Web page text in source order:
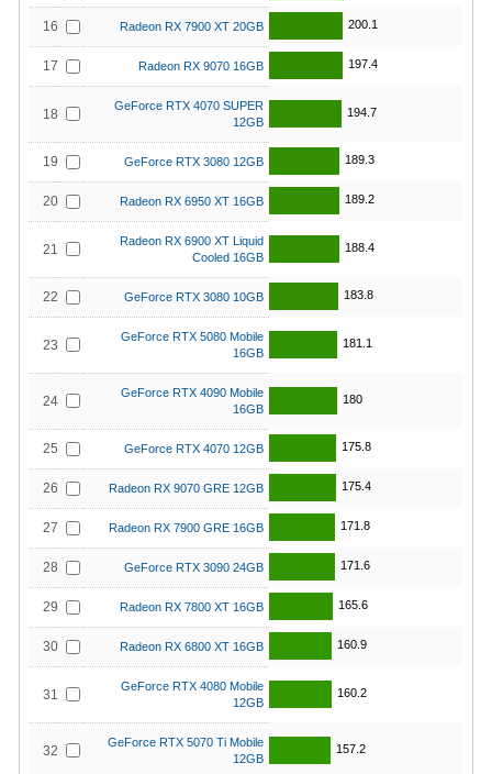
16 Radeon RX 7900 XT 20GB 200.1
17 Radeon RX 9070 16GB 197.4
18
GeForce RTX 4070 SUPER
12GB
194.7
19 GeForce RTX 3080 12GB 189.3
20 Radeon RX 6950 XT 16GB 189.2
21
Radeon RX 6900 XT Liquid
Cooled 16GB
188.4
22 GeForce RTX 3080 10GB 183.8
23
GeForce RTX 5080 Mobile
16GB
181.1
24
GeForce RTX 4090 Mobile
16GB
180
25 GeForce RTX 4070 12GB 175.8
26 Radeon RX 9070 GRE 12GB 175.4
27 Radeon RX 7900 GRE 16GB 171.8
28 GeForce RTX 3090 24GB 171.6
29 Radeon RX 7800 XT 16GB 165.6
30 Radeon RX 6800 XT 16GB 160.9
31
GeForce RTX 4080 Mobile
12GB
160.2
32
GeForce RTX 5070 Ti Mobile
12GB
157.2